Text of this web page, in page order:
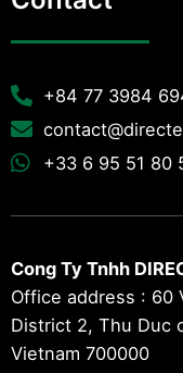
+84 77 3984
+33 6 95 51 80
Cong Ty Tnhh
Office address : 60
District 2, Thu Duc
Vietnam 700000